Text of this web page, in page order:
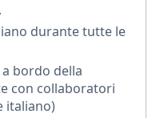
dorate, mare
Potrai fare
rilassarti a bordo
durante tutte le
a bordo della
con collaboratori
italiano)